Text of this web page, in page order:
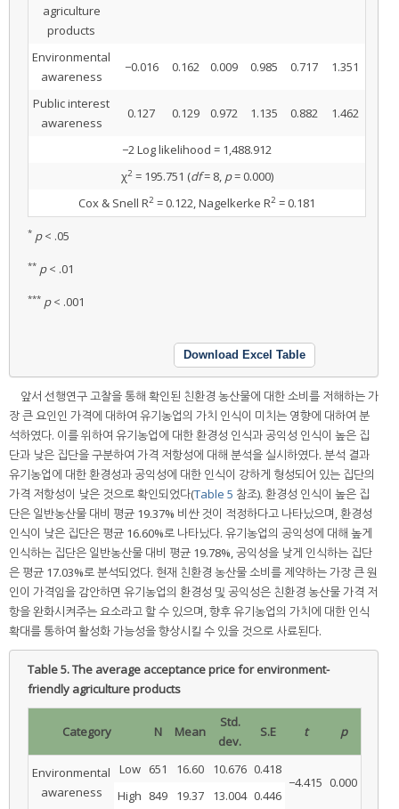
agriculture
products
Environmental
awareness
−0.016 0.162 0.009 0.985 0.717 1.351
Public interest
awareness
0.127 0.129 0.972 1.135 0.882 1.462
−2 Log likelihood = 1,488.912
χ2= 195.751 (df= 8, p= 0.000)
Cox & Snell R2 = 0.122, Nagelkerke R2 = 0.181
* p< .05
** p< .01
*** p< .001
Download Excel Table
앞서 선행연구 고찰을 통해 확인된 친환경 농산물에 대한 소비를 저해하는 가
장 큰 요인인 가격에 대하여 유기농업의 가치 인식이 미치는 영향에 대하여 분
석하였다. 이를 위하여 유기농업에 대한 환경성 인식과 공익성 인식이 높은 집
단과 낮은 집단을 구분하여 가격 저항성에 대해 분석을 실시하였다. 분석 결과
유기농업에 대한 환경성과 공익성에 대한 인식이 강하게 형성되어 있는 집단의
가격 저항성이 낮은 것으로 확인되었다(Table 5 참조). 환경성 인식이 높은 집
단은 일반농산물 대비 평균 19.37% 비싼 것이 적정하다고 나타났으며, 환경성
인식이 낮은 집단은 평균 16.60%로 나타났다. 유기농업의 공익성에 대해 높게
인식하는 집단은 일반농산물 대비 평균 19.78%, 공익성을 낮게 인식하는 집단
은 평균 17.03%로 분석되었다. 현재 친환경 농산물 소비를 제약하는 가장 큰 원
인이 가격임을 감안하면 유기농업의 환경성 및 공익성은 친환경 농산물 가격 저
항을 완화시켜주는 요소라고 할 수 있으며, 향후 유기농업의 가치에 대한 인식
확대를 통하여 활성화 가능성을 향상시킬 수 있을 것으로 사료된다.
Table 5.The average acceptance price for environment-
friendly agriculture products
Category N Mean
Std.
dev.
S.E t p
Environmental
awareness
Low 651 16.60 10.676 0.418
−4.415 0.000
High 849 19.37 13.004 0.446